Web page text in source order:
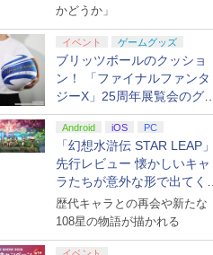
かどうか」
イベント ゲームグッズ
ブリッツボールのクッショ
ン！ 「ファイナルファンタ
ジーX」25周年展覧会のグッ
ズ情報が公開
Android iOS PC
「幻想水滸伝 STAR LEAP」
先行レビュー 懐かしいキャ
ラたちが意外な形で出てくる
シリーズ完全新作！
歴代キャラとの再会や新たな
108星の物語が描かれる